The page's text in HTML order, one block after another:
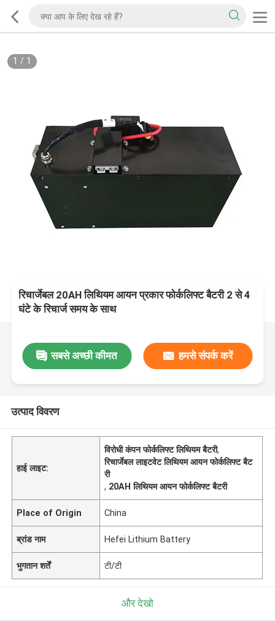
1 / 1
रिचार्जेबल 20AH लिथियम आयन प्रकार फोर्कलिफ्ट बैटरी 2 से 4
घंटे के रिचार्ज समय के साथ
सबसे अच्छी कीमत हमसे संपर्क करें
उत्पाद विवरण
हाई लाइट:
विरोधी कंपन फोर्कलिफ्ट लिथियम बैटरी,
रिचार्जेबल लाइटवेट लिथियम आयन फोर्कलिफ्ट बैट
री
, 20AH लिथियम आयन फोर्कलिफ्ट बैटरी
Place of Origin China
ब्रांड नाम Hefei Lithium Battery
भुगतान शर्तें टी/टी
और देखो